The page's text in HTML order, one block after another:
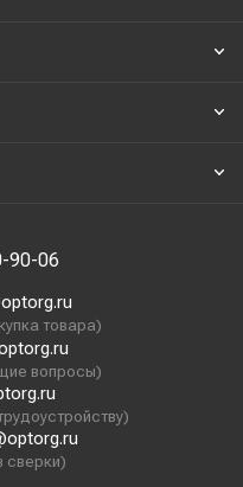
90-06
товара)
вопросы)
сверки)